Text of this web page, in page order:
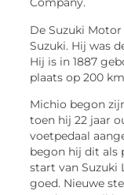
Company.
De Suzuki
Suzuki. Hij was
Hij is in 1887
plaats op 200
Michio begon
toen hij 22 jaar
voetpedaal
begon hij dit als
start van Suzuki
goed. Nieuwe